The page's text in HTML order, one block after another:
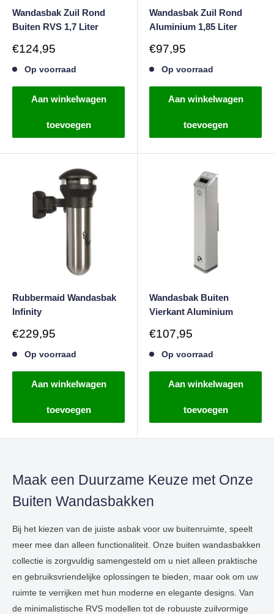
Wandasbak Zuil Rond
Buiten RVS 1,7 Liter
Verkoopprijs
€124,95
Op voorraad
Aan winkelwagen
toevoegen
Wandasbak Zuil Rond
Aluminium 1,85 Liter
Verkoopprijs
€97,95
Op voorraad
Aan winkelwagen
toevoegen
Rubbermaid Wandasbak
Infinity
Verkoopprijs
€229,95
Op voorraad
Aan winkelwagen
toevoegen
Wandasbak Buiten
Vierkant Aluminium
Verkoopprijs
€107,95
Op voorraad
Aan winkelwagen
toevoegen
Maak een Duurzame Keuze met Onze
Buiten Wandasbakken
Bij het kiezen van de juiste asbak voor uw buitenruimte, speelt
meer mee dan alleen functionaliteit. Onze buiten wandasbakken
collectie is zorgvuldig samengesteld om u niet alleen praktische
en gebruiksvriendelijke oplossingen te bieden, maar ook om uw
ruimte te verrijken met hun moderne en elegante designs. Van
de minimalistische RVS modellen tot de robuuste zuilvormige